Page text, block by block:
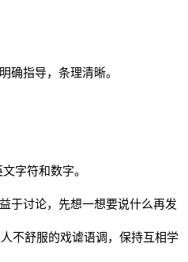
确指导，条理清晰。
字符和数字。
于讨论，先想一想要说什么再发
不舒服的戏谑语调，保持互相学